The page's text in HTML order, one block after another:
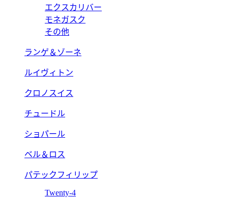
エクスカリバー
モネガスク
その他
ランゲ＆ゾーネ
ルイヴィトン
クロノスイス
チュードル
ショパール
ベル＆ロス
パテックフィリップ
Twenty-4